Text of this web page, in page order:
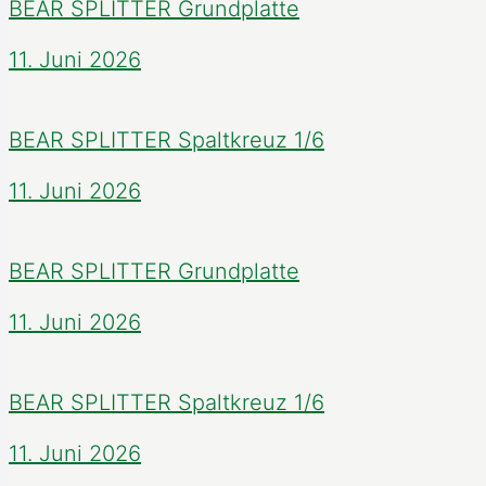
BEAR SPLITTER Grundplatte
11. Juni 2026
BEAR SPLITTER Spaltkreuz 1/6
11. Juni 2026
BEAR SPLITTER Grundplatte
11. Juni 2026
BEAR SPLITTER Spaltkreuz 1/6
11. Juni 2026